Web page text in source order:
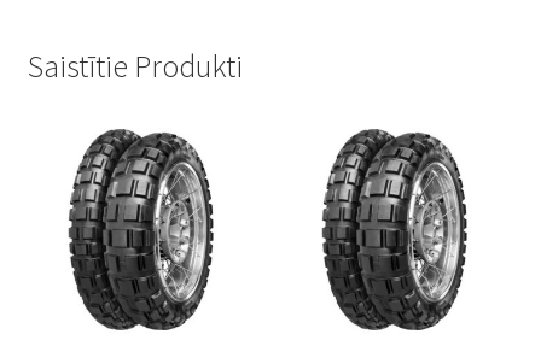
Saistītie Produkti